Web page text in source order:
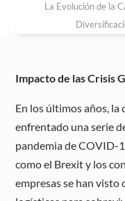
La Evolución de la
Impacto de las Crisis
En los últimos años,
enfrentado una serie
pandemia de COVID-
como el Brexit y los
empresas se han visto